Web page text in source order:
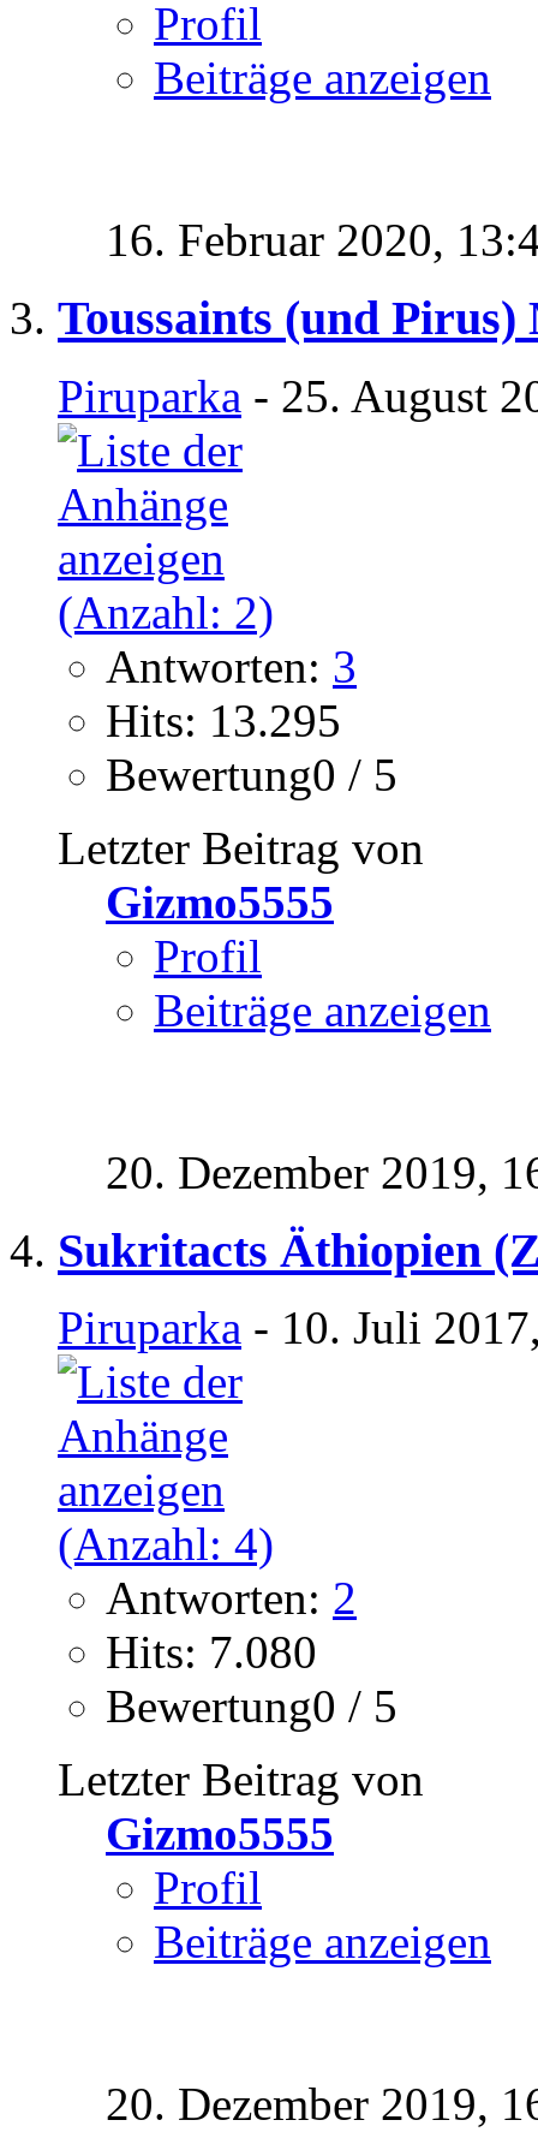
Profil
Beiträge anzeigen
16. Februar 2020,
Toussaints (und Pirus)
Piruparka - 25. August
Antworten: 3
Hits: 13.295
Bewertung0 / 5
Letzter Beitrag von
Gizmo5555
Profil
Beiträge anzeigen
20. Dezember 2019,
Sukritacts Äthiopien
Piruparka - 10. Juli
Antworten: 2
Hits: 7.080
Bewertung0 / 5
Letzter Beitrag von
Gizmo5555
Profil
Beiträge anzeigen
20. Dezember 2019,